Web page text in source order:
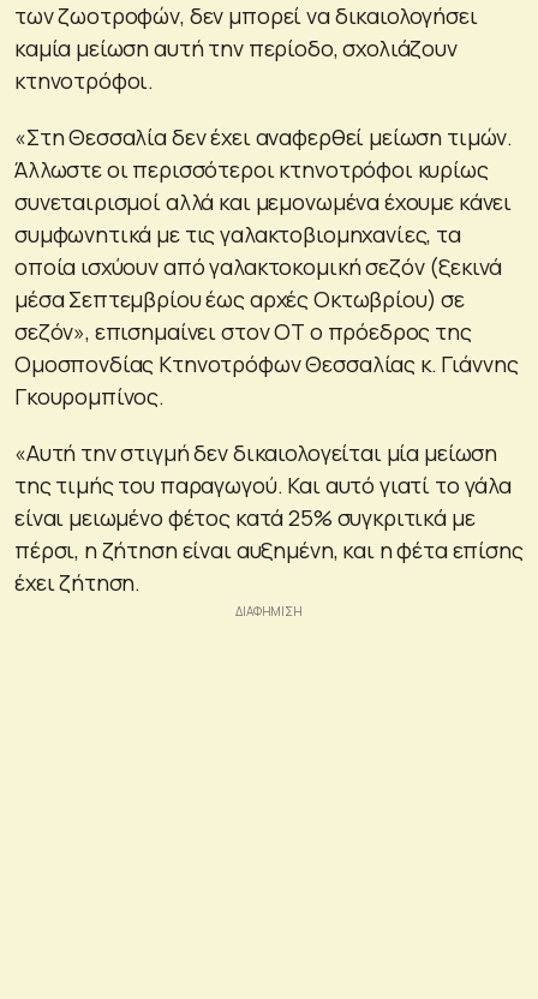
των ζωοτροφών, δεν μπορεί να δικαιολογήσει
καμία μείωση αυτή την περίοδο, σχολιάζουν
κτηνοτρόφοι.
«Στη Θεσσαλία δεν έχει αναφερθεί μείωση τιμών.
Άλλωστε οι περισσότεροι κτηνοτρόφοι κυρίως
συνεταιρισμοί αλλά και μεμονωμένα έχουμε κάνει
συμφωνητικά με τις γαλακτοβιομηχανίες, τα
οποία ισχύουν από γαλακτοκομική σεζόν (ξεκινά
μέσα Σεπτεμβρίου έως αρχές Οκτωβρίου) σε
σεζόν», επισημαίνει στον ΟΤ ο πρόεδρος της
Ομοσπονδίας Κτηνοτρόφων Θεσσαλίας κ. Γιάννης
Γκουρομπίνος.
«Αυτή την στιγμή δεν δικαιολογείται μία μείωση
της τιμής του παραγωγού. Και αυτό γιατί το γάλα
είναι μειωμένο φέτος κατά 25% συγκριτικά με
πέρσι, η ζήτηση είναι αυξημένη, και η φέτα επίσης
έχει ζήτηση.